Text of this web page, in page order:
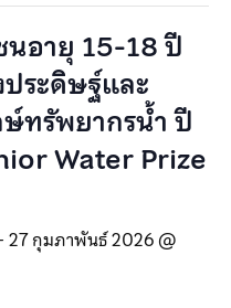
นอายุ 15-18 ปี
ประดิษฐ์และ
ทรัพยากรน้ำ ปี
Water Prize
27 กุมภาพันธ์ 2026 @